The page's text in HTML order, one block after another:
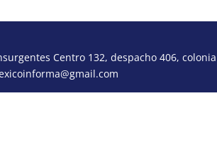
Centro 132, despacho 406,